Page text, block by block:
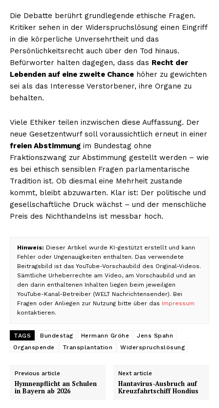
Die Debatte berührt grundlegende ethische Fragen.
Kritiker sehen in der Widerspruchslösung einen Eingriff
in die körperliche Unversehrtheit und das
Persönlichkeitsrecht auch über den Tod hinaus.
Befürworter halten dagegen, dass das Recht der
Lebenden auf eine zweite Chance höher zu gewichten
sei als das Interesse Verstorbener, ihre Organe zu
behalten.
Viele Ethiker teilen inzwischen diese Auffassung. Der
neue Gesetzentwurf soll voraussichtlich erneut in einer
freien Abstimmung im Bundestag ohne
Fraktionszwang zur Abstimmung gestellt werden – wie
es bei ethisch sensiblen Fragen parlamentarische
Tradition ist. Ob diesmal eine Mehrheit zustande
kommt, bleibt abzuwarten. Klar ist: Der politische und
gesellschaftliche Druck wächst – und der menschliche
Preis des Nichthandelns ist messbar hoch.
Hinweis: Dieser Artikel wurde KI-gestützt erstellt und kann
Fehler oder Ungenauigkeiten enthalten. Das verwendete
Beitragsbild ist das YouTube-Vorschaubild des Original-Videos.
Sämtliche Urheberrechte am Video, am Vorschaubild und an
den darin enthaltenen Inhalten liegen beim jeweiligen
YouTube-Kanal-Betreiber (WELT Nachrichtensender). Bei
Fragen oder Anliegen zur Nutzung bitte über das Impressum
kontaktieren.
TAGS Bundestag Hermann Gröhe
Jens Spahn
Organspende
Transplantation Widerspruchslösung
Previous article
Hymnenpflicht an Schulen
in Bayern ab 2026
Next article
Hantavirus-Ausbruch auf
Kreuzfahrtschiff Hondius